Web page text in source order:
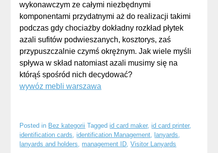
wykonawczym ze całymi niezbędnymi
komponentami przydatnymi aż do realizacji takimi
podczas gdy chociażby dokładny rozkład płytek
azali sufitów podwieszanych, kosztorys, zaś
przypuszczalnie czymś okrężnym. Jak wiele myśli
spływa w skład natomiast azali musimy się na
którąś spośród nich decydować?
wywóz mebli warszawa
Posted in Bez kategorii Tagged id card maker, id card printer,
identification cards, identification Management, lanyards,
lanyards and holders, management ID,Visitor Lanyards